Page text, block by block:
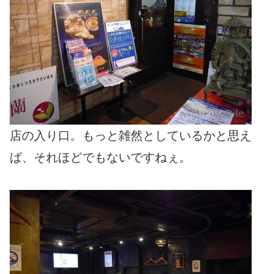
店の入り口。もっと雑然としているかと思え
ば、それほどでもないですねぇ。